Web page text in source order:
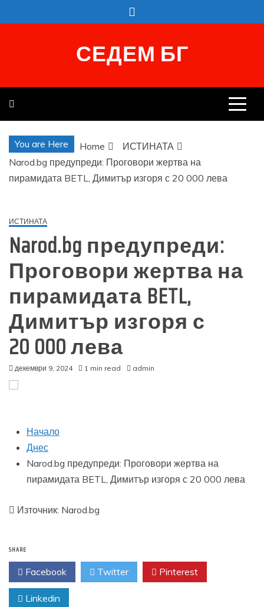
to
СЕДЕМ БГ
You are Here Home
ИСТИНАТА
Narod.bg предупреди: Проговори жертва на
пирамидата BETL, Димитър изгоря с 20 000 лева
ИСТИНАТА
Narod.bg предупреди:
Проговори жертва на
пирамидата BETL,
Димитър изгоря с
20 000 лева
декември 9, 2024 1 min read admin
Начало
Днес
Narod.bg предупреди: Проговори жертва на
пирамидата BETL, Димитър изгоря с 20 000 лева
Източник: Narod.bg
SHARE
Facebook Twitter Pinterest
Linkedin